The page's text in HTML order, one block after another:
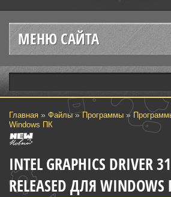
МЕНЮ САЙТА
Главная » Файлы»Программы »
Windows ПК
INTEL GRAPHICS DRIVER
RELEASED ДЛЯ